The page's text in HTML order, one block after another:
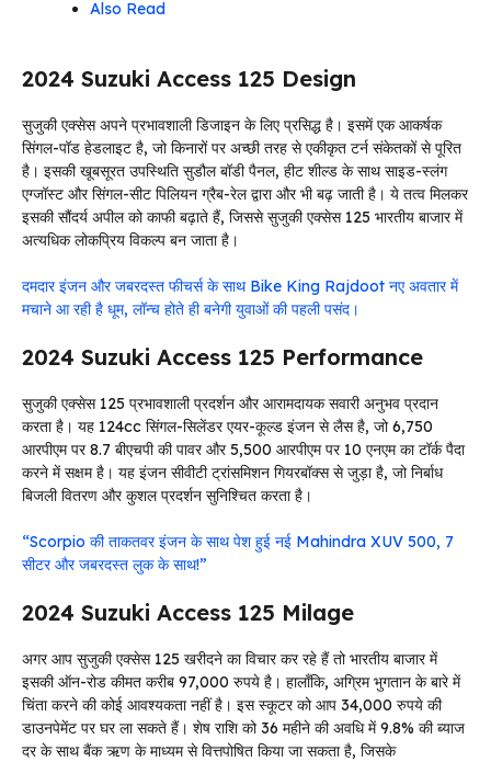
Also Read
2024 Suzuki Access 125 Design
सुजुकी एक्सेस अपने प्रभावशाली डिजाइन के लिए प्रसिद्ध है। इसमें एक आकर्षक
सिंगल-पॉड हेडलाइट है, जो किनारों पर अच्छी तरह से एकीकृत टर्न संकेतकों से पूरित
है। इसकी खूबसूरत उपस्थिति सुडौल बॉडी पैनल, हीट शील्ड के साथ साइड-स्लंग
एग्जॉस्ट और सिंगल-सीट पिलियन ग्रैब-रेल द्वारा और भी बढ़ जाती है। ये तत्व मिलकर
इसकी सौंदर्य अपील को काफी बढ़ाते हैं, जिससे सुजुकी एक्सेस 125 भारतीय बाजार में
अत्यधिक लोकप्रिय विकल्प बन जाता है।
दमदार इंजन और जबरदस्त फीचर्स के साथ Bike King Rajdoot नए अवतार में
मचाने आ रही है धूम, लॉन्च होते ही बनेगी युवाओं की पहली पसंद।
2024 Suzuki Access 125 Performance
सुजुकी एक्सेस 125 प्रभावशाली प्रदर्शन और आरामदायक सवारी अनुभव प्रदान
करता है। यह 124cc सिंगल-सिलेंडर एयर-कूल्ड इंजन से लैस है, जो 6,750
आरपीएम पर 8.7 बीएचपी की पावर और 5,500 आरपीएम पर 10 एनएम का टॉर्क पैदा
करने में सक्षम है। यह इंजन सीवीटी ट्रांसमिशन गियरबॉक्स से जुड़ा है, जो निर्बाध
बिजली वितरण और कुशल प्रदर्शन सुनिश्चित करता है।
“Scorpio की ताकतवर इंजन के साथ पेश हुई नई Mahindra XUV 500, 7
सीटर और जबरदस्त लुक के साथ!”
2024 Suzuki Access 125 Milage
अगर आप सुजुकी एक्सेस 125 खरीदने का विचार कर रहे हैं तो भारतीय बाजार में
इसकी ऑन-रोड कीमत करीब 97,000 रुपये है। हालाँकि, अग्रिम भुगतान के बारे में
चिंता करने की कोई आवश्यकता नहीं है। इस स्कूटर को आप 34,000 रुपये की
डाउनपेमेंट पर घर ला सकते हैं। शेष राशि को 36 महीने की अवधि में 9.8% की ब्याज
दर के साथ बैंक ऋण के माध्यम से वित्तपोषित किया जा सकता है, जिसके